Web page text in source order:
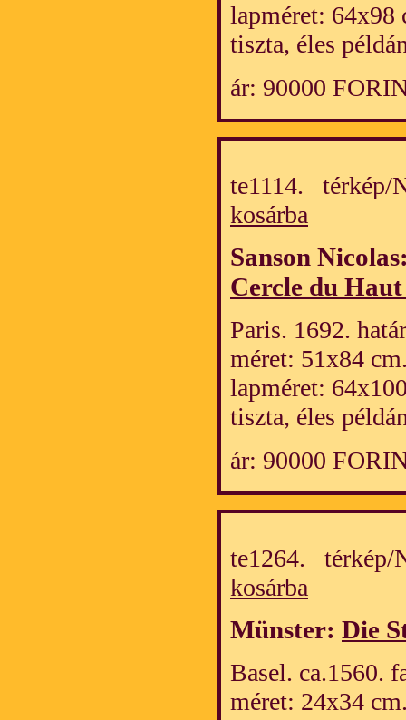
lapméret: 64x98
tiszta, éles
ár: 90000
te1114. térkép/
kosárba
Sanson
Cercle du
Paris. 1692.
méret: 51x84
lapméret:
tiszta, éles
ár: 90000
te1264. térkép/
kosárba
Münster: Die
Basel. ca.1560.
méret: 24x34